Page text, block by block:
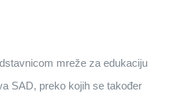
mreže za edukaciju
SAD, preko kojih se također